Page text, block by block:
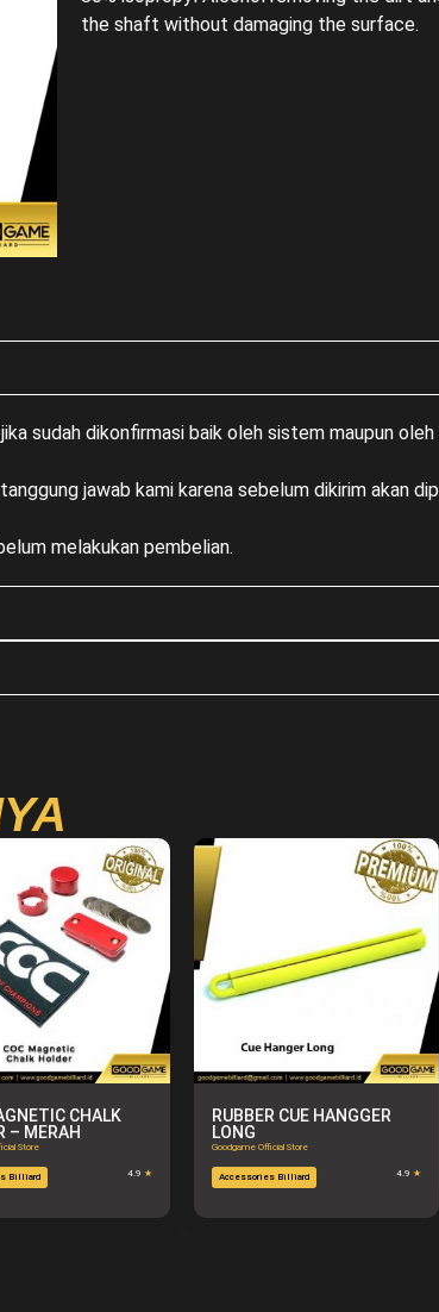
the shaft without damaging the surface.
sudah dikonfirmasi baik oleh sistem maupun
jawab kami karena sebelum dikirim akan
melakukan pembelian.
CHALK
– MERAH
Store
Billiard 4.9 ★
RUBBER CUE HANGGER
LONG
Goodgame Official Store
Accessories Billiard 4.9 ★